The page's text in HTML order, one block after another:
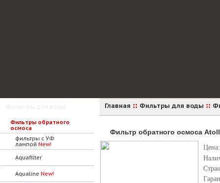
Фильтры обратного
осмоса
фильтры с УФ
лампой New!
Aquafilter
Aqualine New!
Главная :: Фильтры для воды ::
Фильтр обратного осмоса
Цена: